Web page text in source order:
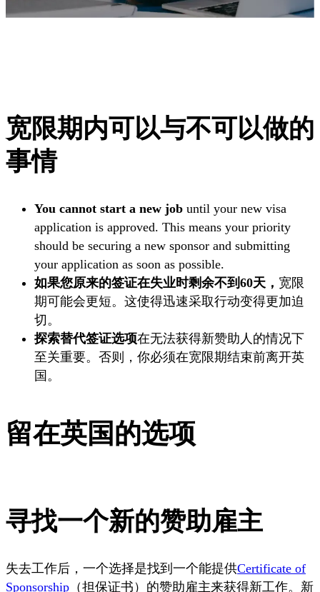
宽限期内可以与不可以做的
事情
You cannot start a new job until your new visa
application is approved. This means your priority
should be securing a new sponsor and submitting
your application as soon as possible.
如果您原来的签证在失业时剩余不到60天， 宽限
期可能会更短。这使得迅速采取行动变得更加迫
切。
探索替代签证选项在无法获得新赞助人的情况下
至关重要。否则，你必须在宽限期结束前离开英
国。
留在英国的选项
寻找一个新的赞助雇主
失去工作后，一个选择是找到一个能提供Certificate of
Sponsorship （担保证书）的赞助雇主来获得新工作。新